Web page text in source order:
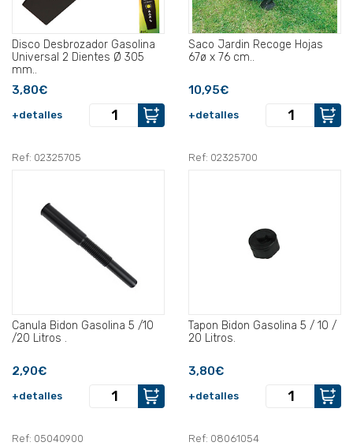
Disco Desbrozador Gasolina
Universal 2 Dientes Ø 305
mm..
3,80€
+detalles
Saco Jardin Recoge Hojas
67ø x 76 cm..
10,95€
+detalles
Ref: 02325705
Canula Bidon Gasolina 5 /10
/20 Litros .
2,90€
+detalles
Ref: 02325700
Tapon Bidon Gasolina 5 / 10 /
20 Litros.
3,80€
+detalles
Ref: 05040900 Ref: 08061054